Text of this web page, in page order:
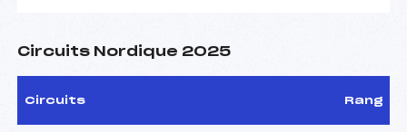
Circuits Nordique 2025
Circuits Rang